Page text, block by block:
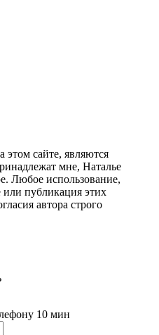
этом сайте, являются
мне, Наталье
Любое использование,
или публикация этих
автора строго
10 мин